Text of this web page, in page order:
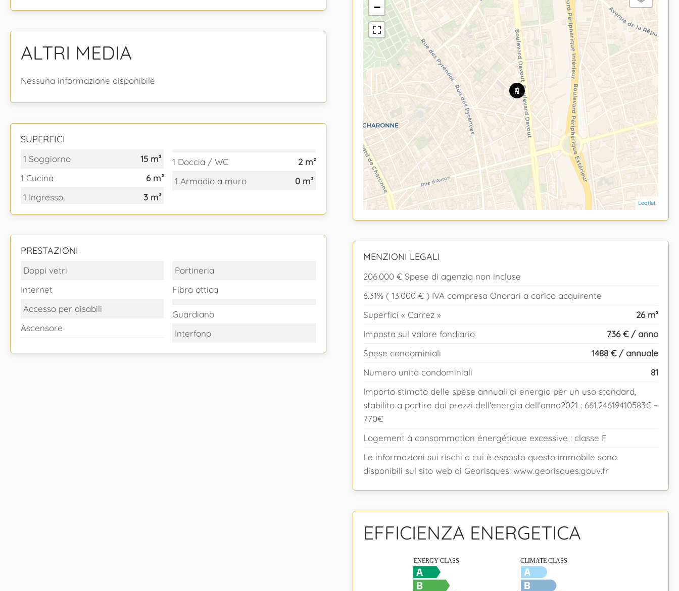
ALTRI MEDIA
Nessuna informazione disponibile
SUPERFICI
1 Soggiorno
15 m²
1 Cucina
6 m²
1 Ingresso
3 m²
1 Doccia / WC
2 m²
1 Armadio a muro
0 m²
PRESTAZIONI
Doppi vetri
Internet
Accesso per disabili
Ascensore
Portineria
Fibra ottica
Guardiano
Interfono
−
Leaflet
MENZIONI LEGALI
206.000 € Spese di agenzia non incluse
6.31% ( 13.000 € ) IVA compresa Onorari a carico acquirente
Superfici « Carrez »
26 m²
Imposta sul valore fondiario
736 € / anno
Spese condominiali
1488 € / annuale
Numero unità condominiali
81
Importo stimato delle spese annuali di energia per un uso standard,
stabilito a partire dai prezzi dell'energia dell'anno2021 : 661.24619410583€ ~
770€
Logement à consommation énergétique excessive : classe F
Le informazioni sui rischi a cui è esposto questo immobile sono
disponibili sul sito web di Georisques: www.georisques.gouv.fr
EFFICIENZA ENERGETICA